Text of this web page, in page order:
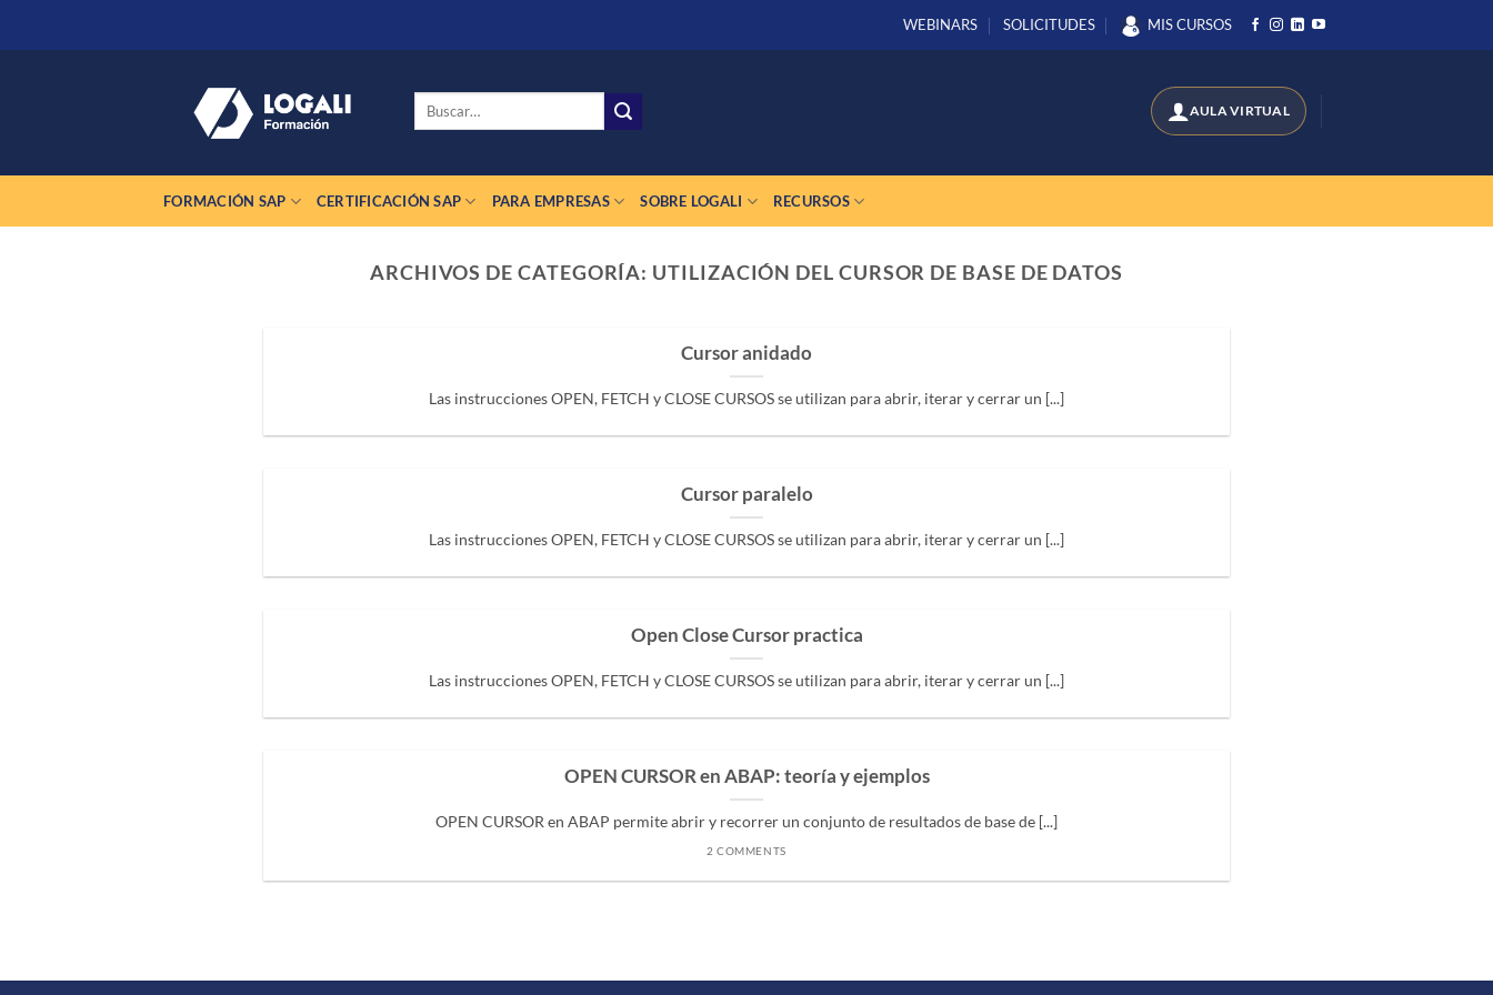
WEBINARS SOLICITUDES MIS CURSOS
Buscar
FORMACIÓN SAP CERTIFICACIÓN SAP PARA EMPRESAS SOBRE LOGALI RECURSOS
ARCHIVOS DE CATEGORÍA: UTILIZACIÓN DEL CURSOR DE BASE DE DATOS
Cursor anidado
Las instrucciones OPEN, FETCH y CLOSE CURSOS se utilizan para abrir, iterar y cerrar un [...]
Cursor paralelo
Las instrucciones OPEN, FETCH y CLOSE CURSOS se utilizan para abrir, iterar y cerrar un [...]
Open Close Cursor practica
Las instrucciones OPEN, FETCH y CLOSE CURSOS se utilizan para abrir, iterar y cerrar un [...]
OPEN CURSOR en ABAP: teoría y ejemplos
OPEN CURSOR en ABAP permite abrir y recorrer un conjunto de resultados de base de [...]
2 COMMENTS